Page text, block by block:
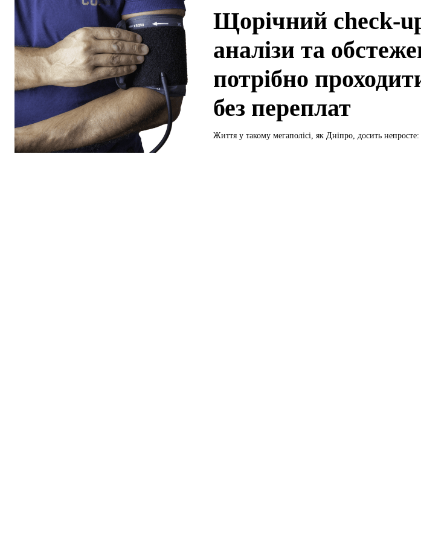
Щорічний check-
аналізи та
потрібно
без переплат
Життя у такому мегаполісі, як Дніпро, досить непросте: